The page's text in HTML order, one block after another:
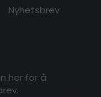
Nyhetsbrev
her for å